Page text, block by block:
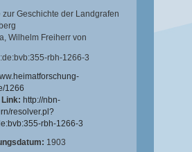
zur Geschichte der Landgrafen
Wilhelm Freiherr von
rbh-1266-3
1266
http://nbn-
resolver.pl?
rbh-1266-3
1903